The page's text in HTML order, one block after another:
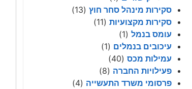
סקירות מינהל סחר חוץ (13)
סקירות מקצועיות (11)
עומס בנמל (1)
עיכובים בנמלים (1)
עמילות מכס (40)
פעילויות החברה (8)
פרסומי משרד התעשייה (4)